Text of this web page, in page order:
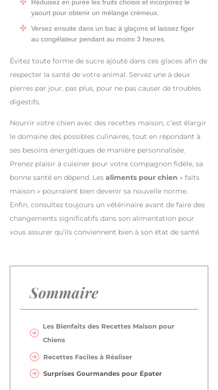
Réduisez en purée les fruits choisis et incorporez le
yaourt pour obtenir un mélange crémeux.
Versez ensuite dans un bac à glaçons et laissez figer
au congélateur pendant au moins 3 heures.
Évitez toute forme de sucre ajouté dans ces glaces afin de
respecter la santé de votre animal. Servez une à deux
pierres par jour, pas plus, pour ne pas causer de troubles
digestifs.
Nourrir votre chien avec des recettes maison, c’est élargir
le domaine des possibles culinaires, tout en répondant à
ses besoins énergétiques de manière personnalisée.
Prenez plaisir à cuisiner pour votre compagnon fidèle, sa
bonne santé en dépend. Les aliments pour chien « faits
maison » pourraient bien devenir sa nouvelle norme.
Enfin, consultez toujours un vétérinaire avant de faire des
changements significatifs dans son alimentation pour
vous assurer qu’ils conviennent bien à son état de santé.
Sommaire
Les Bienfaits des Recettes Maison pour
Chiens
Recettes Faciles à Réaliser
Surprises Gourmandes pour Épater